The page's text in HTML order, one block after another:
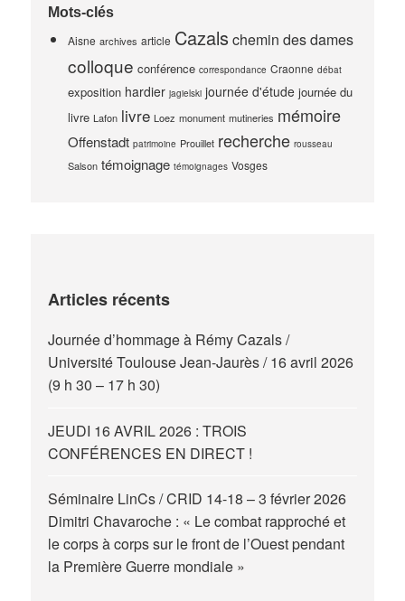
Mots-clés
Aisne archives article Cazals chemin des dames
colloque conférence correspondance Craonne débat
exposition hardier jagielski journée d'étude journée du
livre Lafon livre Loez monument mutineries mémoire
Offenstadt patrimoine Prouillet recherche rousseau
Salson témoignage témoignages Vosges
Articles récents
Journée d’hommage à Rémy Cazals /
Université Toulouse Jean-Jaurès / 16 avril 2026
(9 h 30 – 17 h 30)
JEUDI 16 AVRIL 2026 : TROIS
CONFÉRENCES EN DIRECT !
Séminaire LinCs / CRID 14-18 – 3 février 2026
Dimitri Chavaroche : « Le combat rapproché et
le corps à corps sur le front de l’Ouest pendant
la Première Guerre mondiale »